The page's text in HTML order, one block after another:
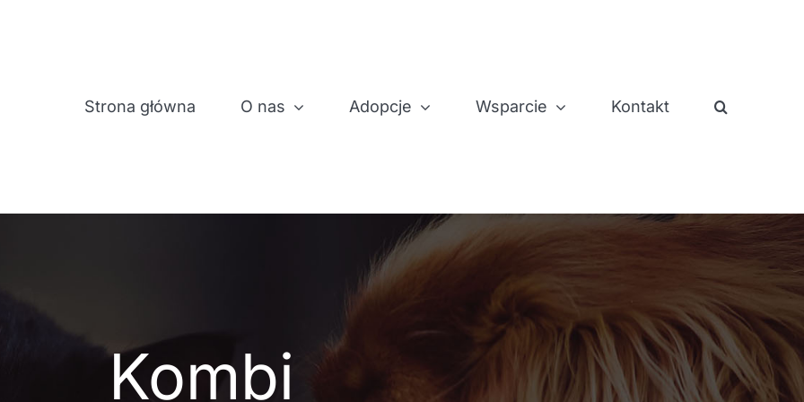
Strona główna O nas Adopcje Wsparcie Kontakt
Kombi